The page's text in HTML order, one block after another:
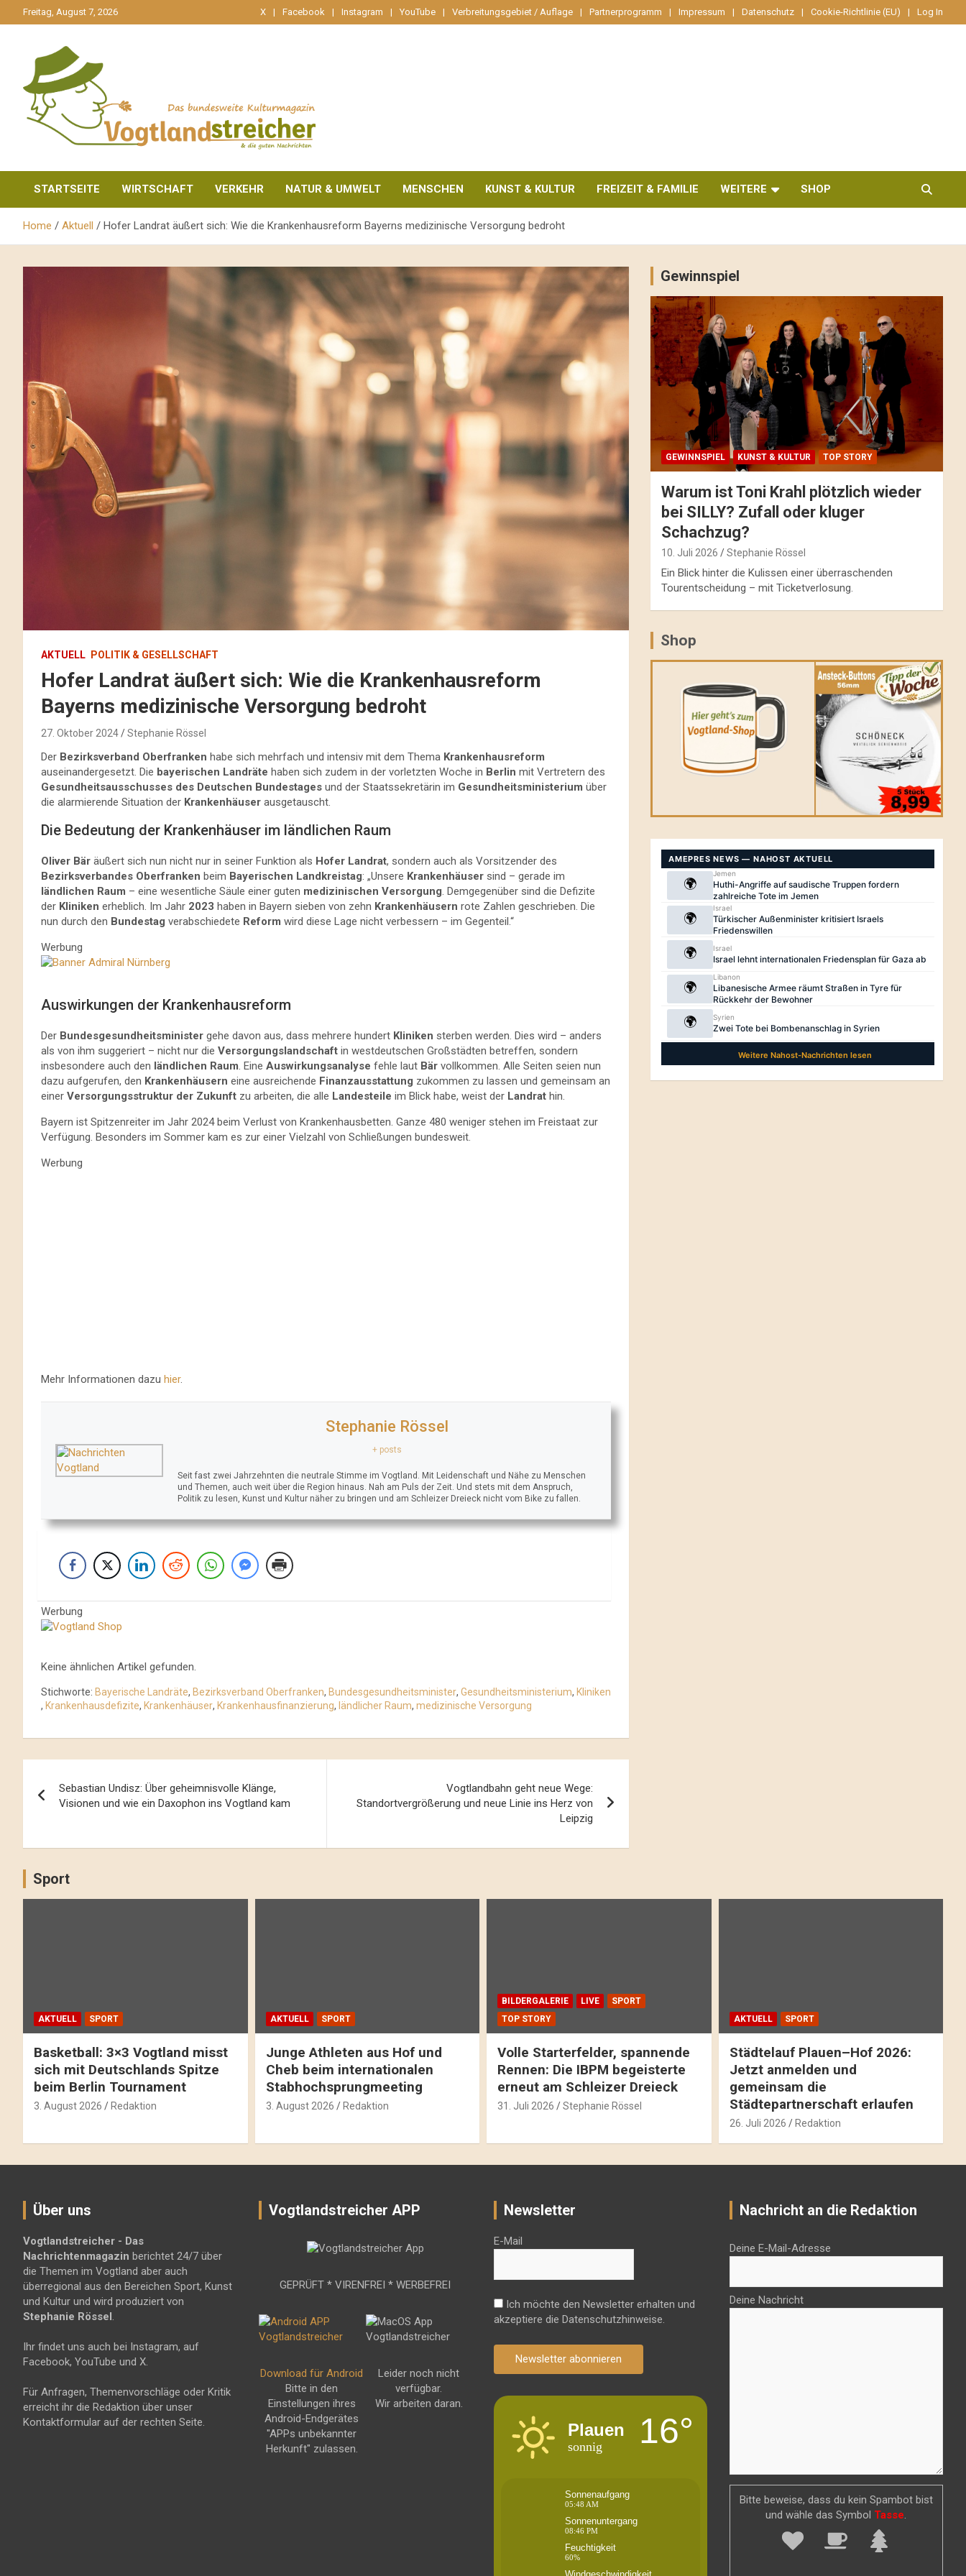
zum
Freitag, August 7, 2026 X Facebook Instagram YouTube Verbreitungsgebiet / Auflage Partnerprogramm Impressum Datenschutz Cookie-Richtlinie (EU) Log In
Vogtlandstreicher
STARTSEITE WIRTSCHAFT VERKEHR NATUR & UMWELT MENSCHEN KUNST & KULTUR FREIZEIT & FAMILIE WEITERE SHOP
Home Aktuell Hofer Landrat äußert sich: Wie die Krankenhausreform Bayerns medizinische Versorgung bedroht
AKTUELL POLITIK & GESELLSCHAFT
Hofer Landrat äußert sich: Wie die Krankenhausreform
Bayerns medizinische Versorgung bedroht
27. Oktober 2024 Stephanie Rössel
Der Bezirksverband Oberfranken habe sich mehrfach und intensiv mit dem Thema Krankenhausreform
auseinandergesetzt. Die bayerischen Landräte haben sich zudem in der vorletzten Woche in Berlin mit Vertretern des
Gesundheitsausschusses des Deutschen Bundestages und der Staatssekretärin im Gesundheitsministerium über
die alarmierende Situation der Krankenhäuser ausgetauscht.
Die Bedeutung der Krankenhäuser im ländlichen Raum
Oliver Bär äußert sich nun nicht nur in seiner Funktion als Hofer Landrat, sondern auch als Vorsitzender des
Bezirksverbandes Oberfranken beim Bayerischen Landkreistag: „Unsere Krankenhäuser sind – gerade im
ländlichen Raum – eine wesentliche Säule einer guten medizinischen Versorgung . Demgegenüber sind die Defizite
der Kliniken erheblich. Im Jahr 2023 haben in Bayern sieben von zehn Krankenhäusern rote Zahlen geschrieben. Die
nun durch den Bundestag verabschiedete Reform wird diese Lage nicht verbessern – im Gegenteil.“
Werbung
Auswirkungen der Krankenhausreform
Der Bundesgesundheitsminister gehe davon aus, dass mehrere hundert Kliniken sterben werden. Dies wird – anders
als von ihm suggeriert – nicht nur die Versorgungslandschaft in westdeutschen Großstädten betreffen, sondern
insbesondere auch den ländlichen Raum . Eine Auswirkungsanalyse fehle laut Bär vollkommen. Alle Seiten seien nun
dazu aufgerufen, den Krankenhäusern eine ausreichende Finanzausstattung zukommen zu lassen und gemeinsam an
einer Versorgungsstruktur der Zukunft zu arbeiten, die alle Landesteile im Blick habe, weist der Landrat hin.
Bayern ist Spitzenreiter im Jahr 2024 beim Verlust von Krankenhausbetten. Ganze 480 weniger stehen im Freistaat zur
Verfügung. Besonders im Sommer kam es zur einer Vielzahl von Schließungen bundesweit.
Werbung
Mehr Informationen dazu hier.
Stephanie Rössel
+ posts
Seit fast zwei Jahrzehnten die neutrale Stimme im Vogtland. Mit Leidenschaft und Nähe zu Menschen
und Themen, auch weit über die Region hinaus. Nah am Puls der Zeit. Und stets mit dem Anspruch,
Politik zu lesen, Kunst und Kultur näher zu bringen und am Schleizer Dreieck nicht vom Bike zu fallen.
Werbung
Keine ähnlichen Artikel gefunden.
Stichworte: Bayerische Landräte, Bezirksverband Oberfranken, Bundesgesundheitsminister, Gesundheitsministerium, Kliniken
, Krankenhausdefizite, Krankenhäuser, Krankenhausfinanzierung, ländlicher Raum, medizinische Versorgung
Navigation
Sebastian Undisz: Über geheimnisvolle Klänge,
Visionen und wie ein Daxophon ins Vogtland kam
Vogtlandbahn geht neue Wege:
Standortvergrößerung und neue Linie ins Herz von
Leipzig
Gewinnspiel
GEWINNSPIEL KUNST & KULTUR TOP STORY
Warum ist Toni Krahl plötzlich wieder
bei SILLY? Zufall oder kluger
Schachzug?
10. Juli 2026 Stephanie Rössel
Ein Blick hinter die Kulissen einer überraschenden
Tourentscheidung – mit Ticketverlosung.
Shop
Sport
AKTUELL SPORT
Basketball: 3×3 Vogtland misst
sich mit Deutschlands Spitze
beim Berlin Tournament
3. August 2026 Redaktion
AKTUELL SPORT
Junge Athleten aus Hof und
Cheb beim internationalen
Stabhochsprungmeeting
3. August 2026 Redaktion
BILDERGALERIE LIVE
SPORT
TOP STORY
Volle Starterfelder, spannende
Rennen: Die IBPM begeisterte
erneut am Schleizer Dreieck
31. Juli 2026 Stephanie Rössel
AKTUELL SPORT
Städtelauf Plauen–Hof 2026:
Jetzt anmelden und
gemeinsam die
Städtepartnerschaft erlaufen
26. Juli 2026 Redaktion
Über uns
Vogtlandstreicher - Das
Nachrichtenmagazin berichtet 24/7 über
die Themen im Vogtland aber auch
überregional aus den Bereichen Sport, Kunst
und Kultur und wird produziert von
Stephanie Rössel.
Ihr findet uns auch bei Instagram, auf
Facebook, YouTube und X.
Für Anfragen, Themenvorschläge oder Kritik
erreicht ihr die Redaktion über unser
Kontaktformular auf der rechten Seite.
Vogtlandstreicher APP
GEPRÜFT * VIRENFREI * WERBEFREI
Download für Android
Bitte in den
Einstellungen ihres
Android-Endgerätes
"APPs unbekannter
Herkunft" zulassen.
Leider noch nicht
verfügbar.
Wir arbeiten daran.
Newsletter
E-Mail
Ich möchte den Newsletter erhalten und
akzeptiere die Datenschutzhinweise.
Newsletter abonnieren
Plauen
sonnig 16°
Sonnenaufgang
05:48 AM
Sonnenuntergang
08:46 PM
Feuchtigkeit
60%
Nachricht an die Redaktion
Deine E-Mail-Adresse
Deine Nachricht
Bitte beweise, dass du kein Spambot bist
und wähle das Symbol Tasse.